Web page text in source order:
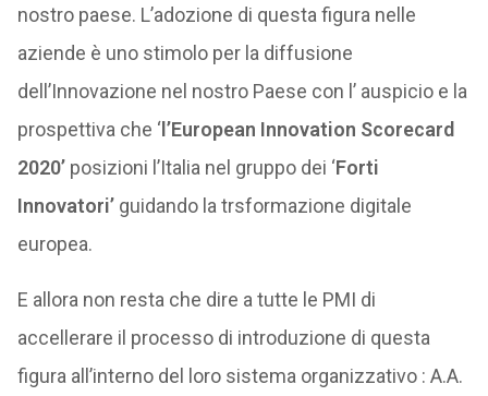
nostro paese. L’adozione di questa figura nelle
aziende è uno stimolo per la diffusione
dell’Innovazione nel nostro Paese con l’ auspicio e la
prospettiva che ‘l’European Innovation Scorecard
2020’ posizioni l’Italia nel gruppo dei ‘Forti
Innovatori’guidando la trsformazione digitale
europea.
E allora non resta che dire a tutte le PMI di
accellerare il processo di introduzione di questa
figura all’interno del loro sistema organizzativo : A.A.